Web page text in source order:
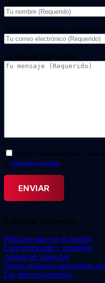
Tu nombre (Requerido)
Tu correo electrónico
Tu mensaje (Necesario)
Doy mi consentimiento para el
la política de privacidad. *
Entradas recientes
Películas para ver en familia
Cine refrescante y veraniego
Adopta un videoclub
Sorteo exclusivo suscriptores
Las mejores comedias